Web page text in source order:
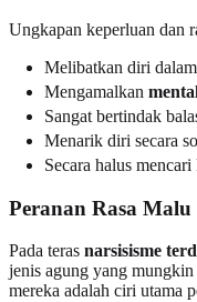
Ungkapan keperluan dan
Melibatkan diri
Mengamalkan
Sangat bertindak
Menarik diri secara
Secara halus
Peranan Rasa
Pada teras narsisisme
jenis agung yang mungkin
mereka adalah ciri utama